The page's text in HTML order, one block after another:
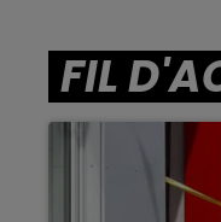
LES
FIL